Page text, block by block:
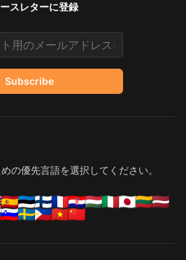
スレターに登録
Subscribe
の優先言語を選択してください。